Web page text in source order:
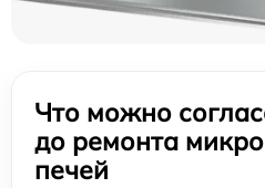
Что можно
до ремонта
печей